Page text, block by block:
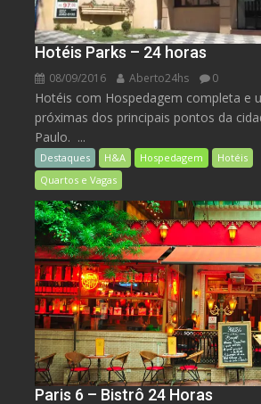
Hotéis Parks – 24 horas
08/09/2016 Aberto24hs 0
Hotéis com Hospedagem completa e
próximas dos principais pontos da
Paulo. ...
Destaques H&A Hospedagem
Hotéis
Quartos e Vagas
Paris 6 – Bistrô 24 Horas